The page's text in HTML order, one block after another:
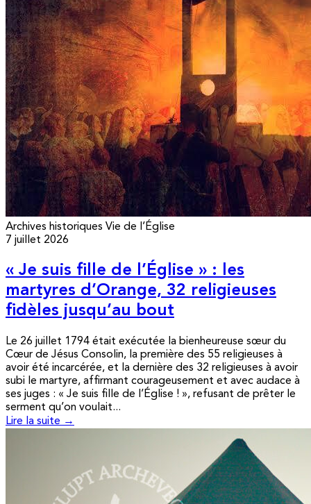
Archives historiques Vie de l’Église
7 juillet 2026
« Je suis fille de l’Église » : les
martyres d’Orange, 32 religieuses
fidèles jusqu’au bout
Le 26 juillet 1794 était exécutée la bienheureuse sœur du
Cœur de Jésus Consolin, la première des 55 religieuses à
avoir été incarcérée, et la dernière des 32 religieuses à avoir
subi le martyre, affirmant courageusement et avec audace à
ses juges : « Je suis fille de l’Église ! », refusant de prêter le
serment qu’on voulait...
Lire la suite →